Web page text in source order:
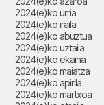
2024(e)ko urria
2024(e)ko iraila
2024(e)ko abuztua
2024(e)ko uztaila
2024(e)ko ekaina
2024(e)ko maiatza
2024(e)ko apirila
2024(e)ko martxoa